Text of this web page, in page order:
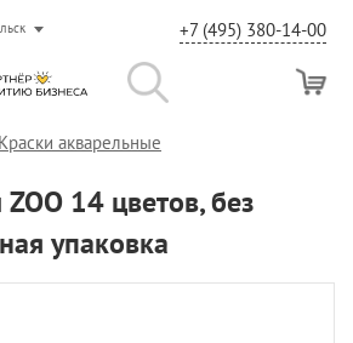
+7 (495) 380-14-00
Краски акварельные
14 цветов, без
упаковка